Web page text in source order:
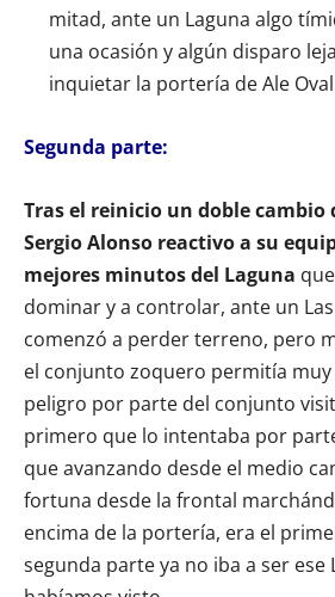
mitad, ante un Laguna algo
una ocasión y algún disparo
inquietar la portería de Ale
Segunda parte:
Tras el reinicio un doble cambio
Sergio Alonso reactivo a su
mejores minutos del Laguna
dominar y a controlar, ante un
comenzó a perder terreno, pero
el conjunto zoquero permitía muy
peligro por parte del conjunto
primero que lo intentaba por
que avanzando desde el medio
fortuna desde la frontal
encima de la portería, era el
segunda parte ya no iba a ser